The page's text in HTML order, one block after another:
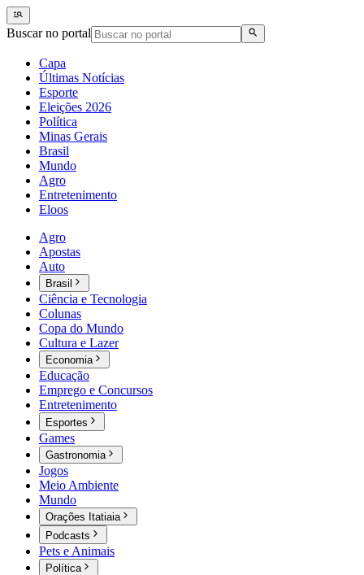
Buscar no portal
Capa
Últimas Notícias
Esporte
Eleições 2026
Política
Minas Gerais
Brasil
Mundo
Agro
Entretenimento
Eloos
Agro
Apostas
Auto
Brasil
Ciência e Tecnologia
Colunas
Copa do Mundo
Cultura e Lazer
Economia
Educação
Emprego e Concursos
Entretenimento
Esportes
Games
Gastronomia
Jogos
Meio Ambiente
Mundo
Orações Itatiaia
Podcasts
Pets e Animais
Política